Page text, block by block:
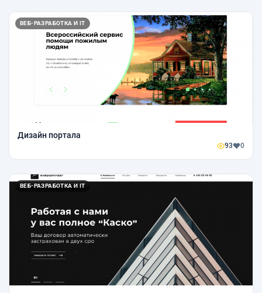
ВЕБ-РАЗРАБОТКА И IT
Дизайн портала
93 0
ВЕБ-РАЗРАБОТКА И IT